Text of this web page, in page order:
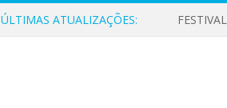
ÚLTIMAS ATUALIZAÇÕES: